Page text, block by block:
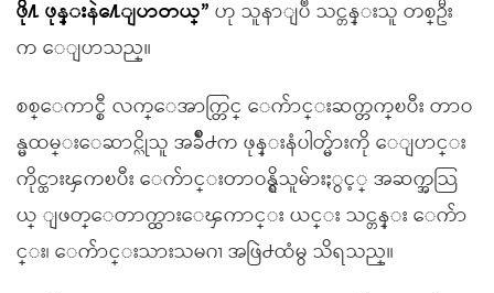
ဖို႔ ဖုန္းနဲ႔ေျပာတယ္” ဟု သူနာျပဳ သင္တန္းသူ တစ္ဦး
က ေျပာသည္။
စစ္ေကာင္စီ လက္ေအာက္တြင္ ေက်ာင္းဆက္တက္ၿပီး တာဝ
န္မထမ္းေဆာင္လိုသူ အခ်ိဳ႕က ဖုန္းနံပါတ္မ်ားကို ေျပာင္း
ကိုင္ထားၾကၿပီး ေက်ာင္းတာဝန္ရွိသူမ်ားႏွင့္ အဆက္အသြ
ယ္ ျဖတ္ေတာက္ထားေၾကာင္း ယင္း သင္တန္း ေက်ာ
င္း၊ ေက်ာင္းသားသမဂၢ အဖြဲ႕ထံမွ သိရသည္။